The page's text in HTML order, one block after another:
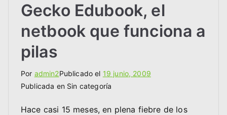
Gecko Edubook, el
netbook que funciona a
pilas
Por admin2Publicado el 19 junio, 2009
Publicada en Sin categoría
Hace casi 15 meses, en plena fiebre de los